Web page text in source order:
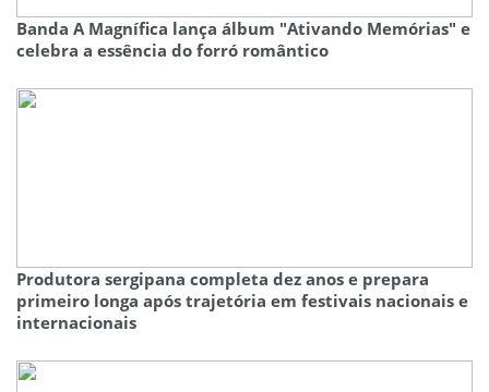
Banda A Magnífica lança álbum "Ativando Memórias" e
celebra a essência do forró romântico
Produtora sergipana completa dez anos e prepara
primeiro longa após trajetória em festivais nacionais e
internacionais